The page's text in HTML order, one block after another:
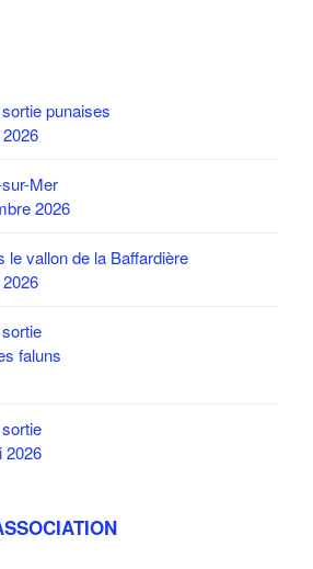
punaises
Mer
2026
le vallon de la Baffardière
faluns
2026